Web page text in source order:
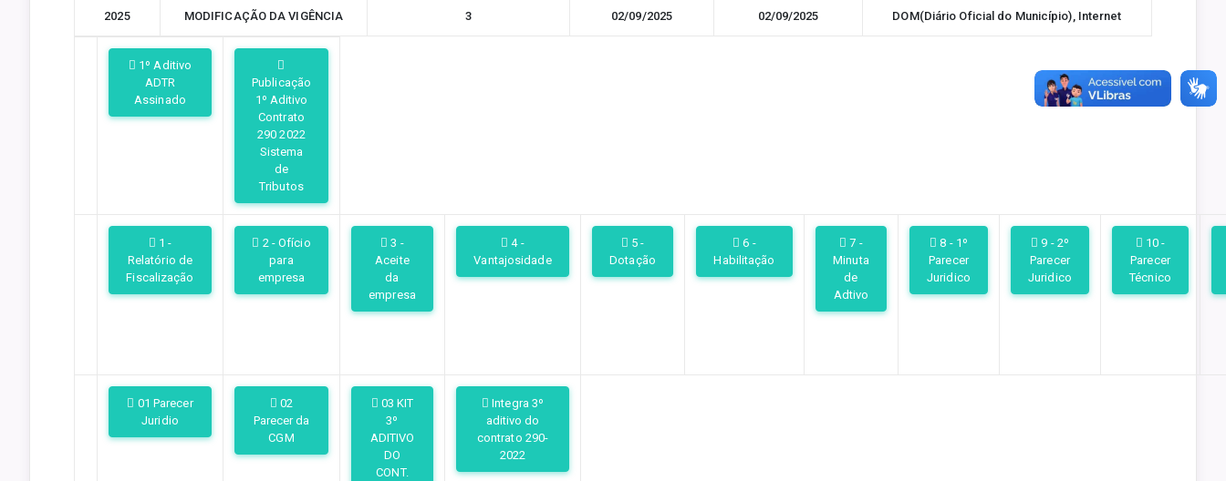
2025 MODIFICAÇÃO DA VIGÊNCIA 3 02/09/2025 02/09/2025 DOM(Diário Oficial do Município), Internet
1º Aditivo
ADTR
Assinado
Publicação
1º Aditivo
Contrato
290 2022
Sistema
de
Tributos
1 -
Relatório de
Fiscalização
2 - Ofício
para
empresa
3 -
Aceite
da
empresa
4 -
Vantajosidade
5 -
Dotação
6 -
Habilitação
7 -
Minuta
de
Adtivo
8 - 1º
Parecer
Juridico
9 - 2º
Parecer
Juridico
10 -
Parecer
Técnico
01 Parecer
Juridio
02
Parecer da
CGM
03 KIT
3º
ADITIVO
DO
CONT.
Integra 3º
aditivo do
contrato 290-
2022